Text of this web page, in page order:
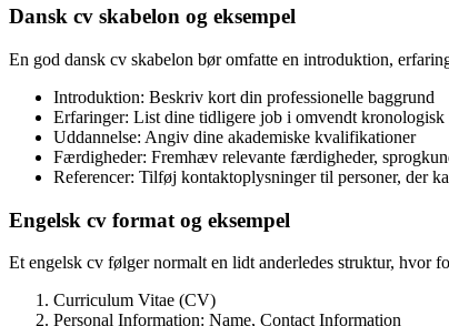
Dansk cv skabelon og eksempel
En god dansk cv skabelon bør omfatte en introduktion,
Introduktion: Beskriv kort din professionelle baggrund
Erfaringer: List dine tidligere job i omvendt
Uddannelse: Angiv dine akademiske kvalifikationer
Færdigheder: Fremhæv relevante færdigheder,
Referencer: Tilføj kontaktoplysninger til personer, der
Engelsk cv format og eksempel
Et engelsk cv følger normalt en lidt anderledes struktur, hvor
Curriculum Vitae (CV)
Personal Information: Name, Contact Information